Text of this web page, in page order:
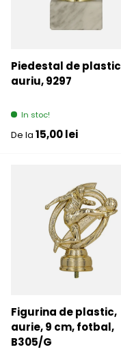
Piedestal de plastic
auriu, 9297
In stoc!
Pret initial
De la 15,00 lei
Figurina de plastic,
aurie, 9 cm, fotbal,
B305/G